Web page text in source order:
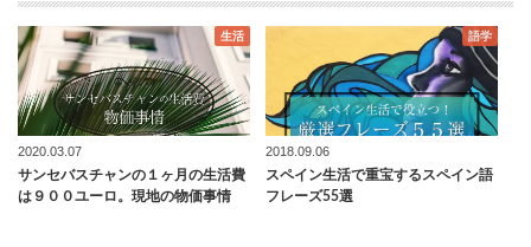
生活
2020.03.07
サンセバスチャンの１ヶ月の生活費
は９００ユーロ。現地の物価事情
語学
2018.09.06
スペイン生活で重宝するスペイン語
フレーズ55選